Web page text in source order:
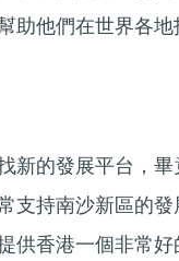
助他們在世界各
新的發展平台，
支持南沙新區的
供香港一個非常